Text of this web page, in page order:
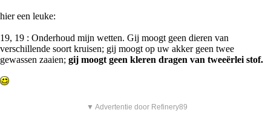
hier een leuke:
19, 19 : Onderhoud mijn wetten. Gij moogt geen dieren van
verschillende soort kruisen; gij moogt op uw akker geen twee
gewassen zaaien; gij moogt geen kleren dragen van tweeërlei stof.
▼ Advertentie door Refinery89